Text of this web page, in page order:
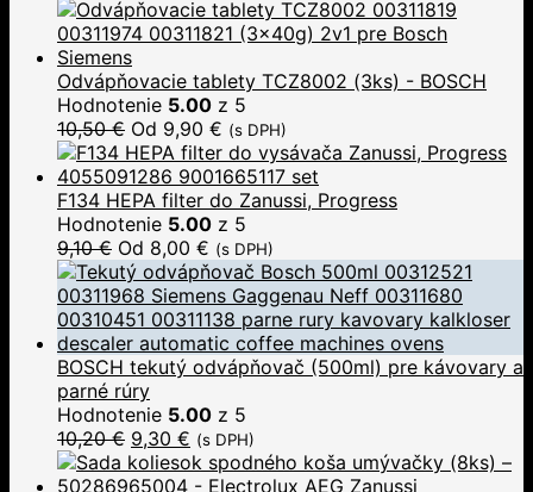
Odvápňovacie tablety TCZ8002 (3ks) - BOSCH
Hodnotenie 5.00 z 5
10,50€ Od 9,90 € (s DPH)
F134 HEPA filter do Zanussi, Progress
Hodnotenie 5.00 z 5
9,10€ Od 8,00 € (s DPH)
BOSCH tekutý odvápňovač (500ml) pre kávovary a
parné rúry
Hodnotenie 5.00 z 5
10,20€ 9,30 € (s DPH)